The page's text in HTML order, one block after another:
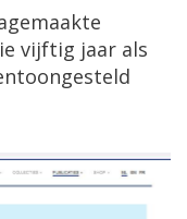
vijftig jaar als